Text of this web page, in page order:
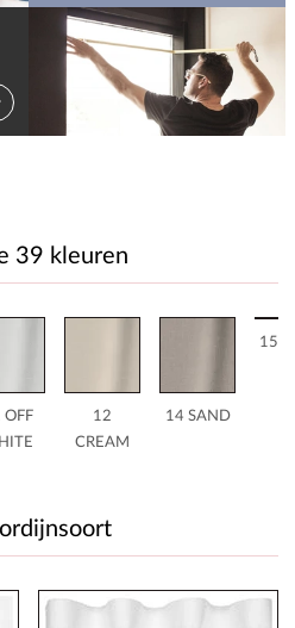
39 kleuren
OFF
12
CREAM
14 SAND
15